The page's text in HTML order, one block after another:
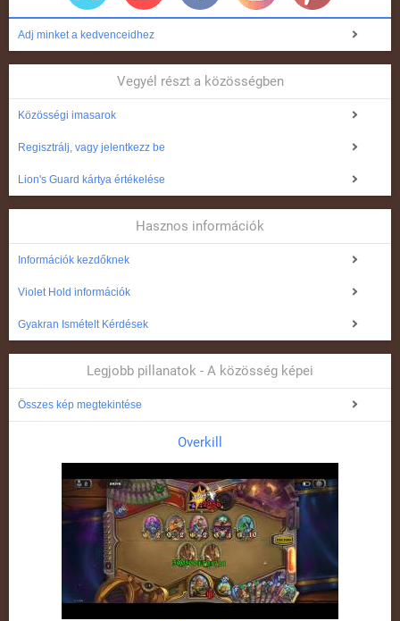
Adj minket a kedvenceidhez
Vegyél részt a közösségben
Közösségi imasarok
Regisztrálj, vagy jelentkezz be
Lion's Guard kártya értékelése
Hasznos információk
Információk kezdőknek
Violet Hold információk
Gyakran Ismételt Kérdések
Legjobb pillanatok - A közösség képei
Összes kép megtekintése
Overkill